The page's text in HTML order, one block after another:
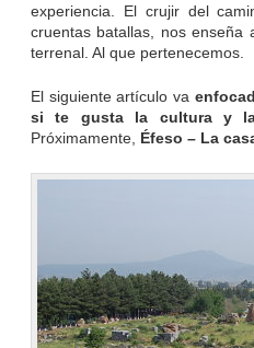
experiencia. El crujir del
cruentas batallas, nos
terrenal. Al que pertenecemos.
El siguiente artículo va
si te gusta la cultura y
Próximamente, Éfeso – La